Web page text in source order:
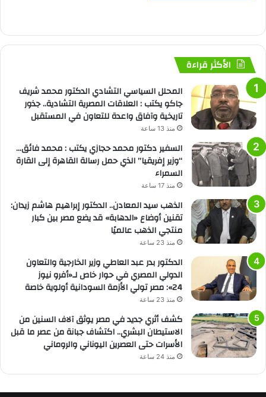
الأكثر قراءة
المحلل السياسي التشادي الدكتور محمد شريف
جاكو يكتب : العلاقات المصرية التشادية.. جذور
تاريخية وآفاق واعدة للتعاون في المستقبل
منذ 13 ساعة
السفير دكتور محمد حجازي يكتب : محمد فائق…
“وزير إفريقيا” الذي حمل رسالة القاهرة إلى القارة
السمراء
منذ 17 ساعة
الذهب سيد المعادن.. الدكتور إبراهيم هاشم زيدان:
تقنين أوضاع «الدهابة» قد يضع مصر بين كبار
منتجي الذهب عالميًا
منذ 23 ساعة
الدكتور بدر عبد العاطي وزير الخارجية والتعاون
الدولي المصري في حوار خاص لـ«أفرو نيوز
24»: مصر تولي الأزمة السودانية أولوية خاصة
منذ 23 ساعة
كشف أثري جديد في مصر يوثق آلاف السنين من
الاستيطان البشري.. اكتشاف جبانة من عصر ما قبل
الأسرات حتى العصرين اليوناني والروماني
منذ 24 ساعة